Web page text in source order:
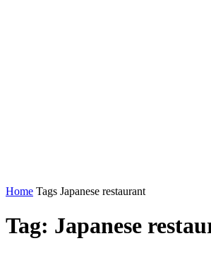
Home Tags Japanese restaurant
Tag: Japanese